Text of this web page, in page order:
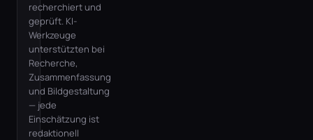
recherchiert und
geprüft. KI-
Werkzeuge
unterstützten bei
Recherche,
Zusammenfassung
und Bildgestaltung
— jede
Einschätzung ist
redaktionell